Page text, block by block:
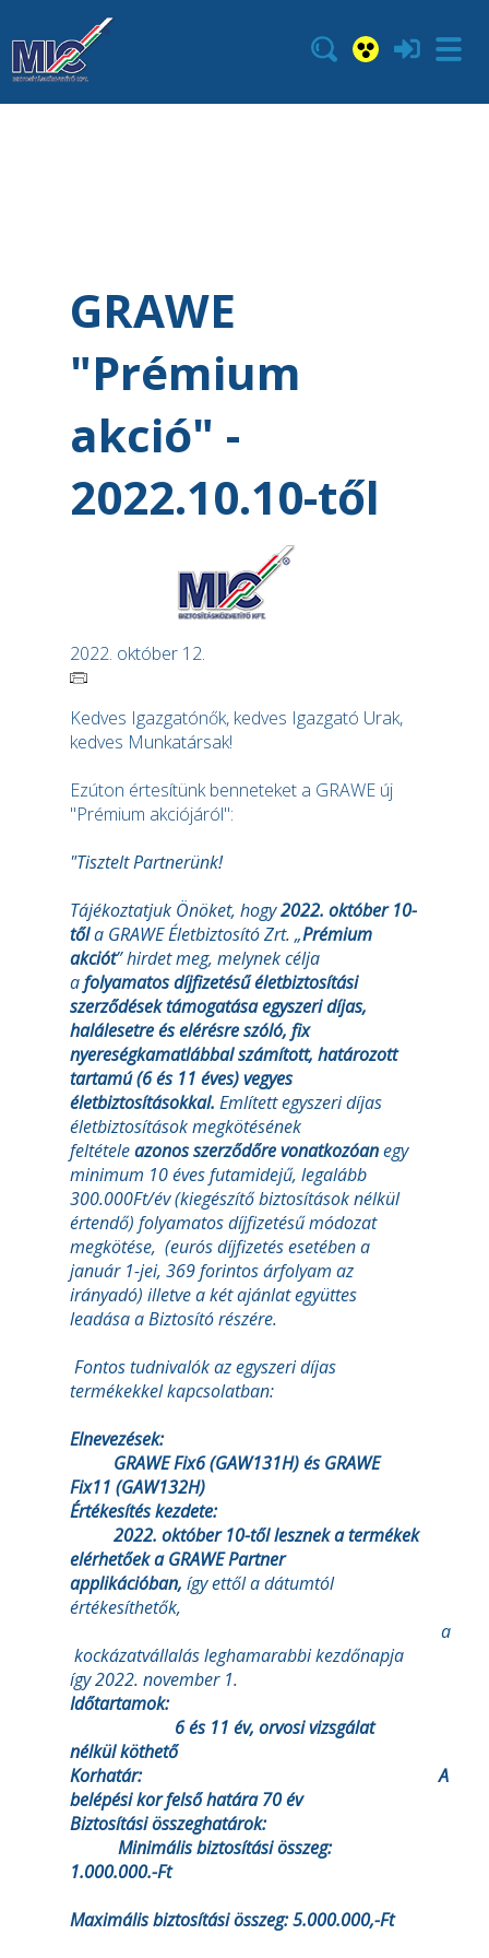
GRAWE
"Prémium
akció" -
2022.10.10-től
2022. október 12.
Kedves Igazgatónők, kedves Igazgató Urak,
kedves Munkatársak!
Ezúton értesítünk benneteket a GRAWE új
"Prémium akciójáról":
"Tisztelt Partnerünk!
Tájékoztatjuk Önöket, hogy2022. október 10-
tőla GRAWE Életbiztosító Zrt. „Prémium
akciót” hirdet meg, melynek célja
afolyamatos díjfizetésű életbiztosítási
szerződések támogatásaegyszeri díjas,
halálesetre és elérésre szóló, fix
nyereségkamatlábbal számított, határozott
tartamú (6 és 11 éves) vegyes
életbiztosításokkal. Említett egyszeri díjas
életbiztosítások megkötésének
feltételeazonos szerződőre vonatkozóanegy
minimum 10 éves futamidejű, legalább
300.000Ft/év (kiegészítő biztosítások nélkül
értendő) folyamatos díjfizetésű módozat
megkötése, (eurós díjfizetés esetében a
január 1-jei, 369 forintos árfolyam az
irányadó) illetve a két ajánlat együttes
leadása a Biztosító részére.
Fontos tudnivalók az egyszeri díjas
termékekkel kapcsolatban:
Elnevezések:
GRAWE Fix6 (GAW131H) és GRAWE
Fix11 (GAW132H)
Értékesítés kezdete:
2022. október 10-től lesznek a termékek
elérhetőek a GRAWE Partner
applikációban, így ettől a dátumtól
értékesíthetők,
a
kockázatvállalás leghamarabbi kezdőnapja
így 2022. november 1.
Időtartamok:
6 és 11 év, orvosi vizsgálat
nélkül köthető
Korhatár: A
belépési kor felső határa 70 év
Biztosítási összeghatárok:
Minimális biztosítási összeg:
1.000.000.-Ft
Maximális biztosítási összeg: 5.000.000,-Ft